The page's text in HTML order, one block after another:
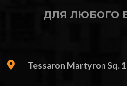
ДЛЯ ЛЮБОГО
Tessaron Martyron Sq.